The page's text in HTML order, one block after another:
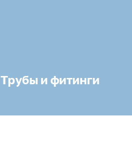
Трубы и фитинги